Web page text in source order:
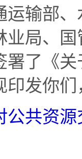
运输部
业局、
署了《
印发你
公共资